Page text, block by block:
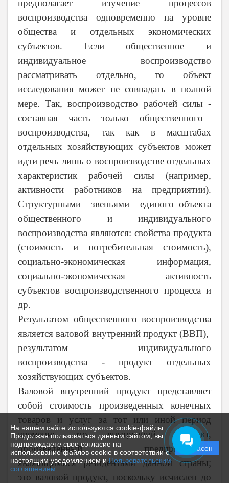
На нашем сайте используются cookie-файлы.
Продолжая пользоваться данным сайтом, вы
подтверждаете свое согласие на
использование файлов cookie в соответствии с
настоящим уведомлением иПользовательским
соглашением.
Согласен
предполагает изучение процессов
воспроизводства одновременно на уровне
общества и отдельных экономических
субъектов. Если общественное и
индивидуальное воспроизводство
рассматривать отдельно, то объект
исследования может не совпадать в полной
мере. Так, воспроизводство рабочей силы -
составная часть только общественного
воспроизводства, так как в масштабах
отдельных хозяйствующих субъектов может
идти речь лишь о воспроизводстве отдельных
характеристик рабочей силы (например,
активности работников на предприятии).
Структурными звеньями единого объекта
общественного и индивидуального
воспроизводства являются: свойства продукта
(стоимость и потребительная стоимость),
социально-экономическая информация,
социально-экономическая активность
субъектов воспроизводственного процесса и
др.
Результатом общественного воспроизводства
является валовой внутренний продукт (ВВП),
результатом индивидуального
воспроизводства -продукт отдельных
хозяйствующих субъектов.
Валовой внутренний продукт представляет
собой стоимость произведенных конечных
товаров и услуг за тот или иной период
времени; это внутренний продукт,
произведенный предприятиями,
являющимися резидентами данной страны;
это валовой продукт, поскольку исчислен до